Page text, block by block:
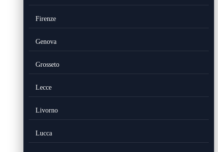
Firenze
Genova
Grosseto
Lecce
Livorno
Lucca